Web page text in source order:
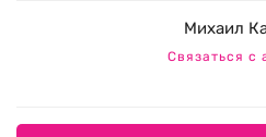
Михаил
Связаться с